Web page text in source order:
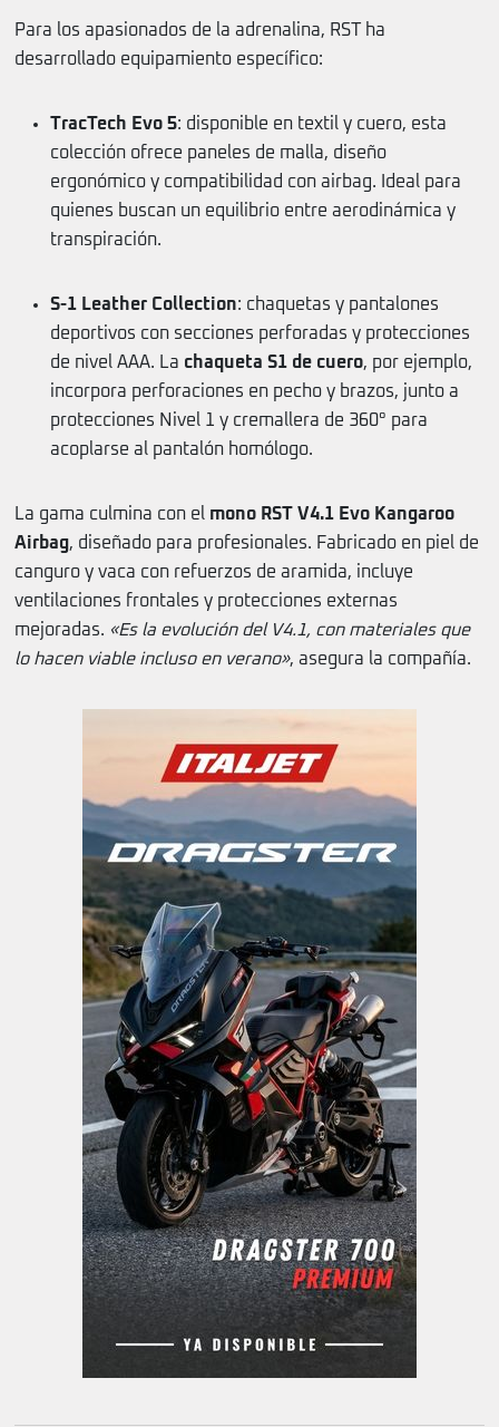
Para los apasionados de la adrenalina, RST ha
desarrollado equipamiento específico:
TracTech Evo 5: disponible en textil y cuero, esta
colección ofrece paneles de malla, diseño
ergonómico y compatibilidad con airbag. Ideal para
quienes buscan un equilibrio entre aerodinámica y
transpiración.
S-1 Leather Collection: chaquetas y pantalones
deportivos con secciones perforadas y protecciones
de nivel AAA. La chaqueta S1 de cuero, por ejemplo,
incorpora perforaciones en pecho y brazos, junto a
protecciones Nivel 1 y cremallera de 360° para
acoplarse al pantalón homólogo.
La gama culmina con el mono RST V4.1 Evo Kangaroo
Airbag, diseñado para profesionales. Fabricado en piel de
canguro y vaca con refuerzos de aramida, incluye
ventilaciones frontales y protecciones externas
mejoradas. «Es la evolución del V4.1, con materiales que
lo hacen viable incluso en verano», asegura la compañía.